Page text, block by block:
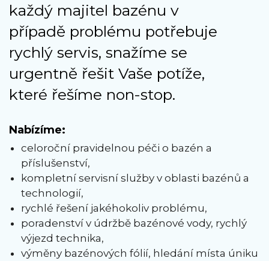
každý majitel bazénu v
případě problému potřebuje
rychlý servis, snažíme se
urgentně řešit Vaše potíže,
které řešíme non-stop.
Nabízíme:
celoroční pravidelnou péči o bazén a
příslušenství,
kompletní servisní služby v oblasti bazénů a
technologií,
rychlé řešení jakéhokoliv problému,
poradenství v údržbě bazénové vody, rychlý
výjezd technika,
výměny bazénových fólií, hledání místa úniku